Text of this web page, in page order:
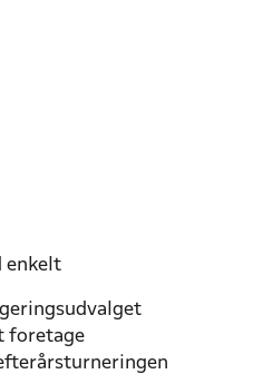
enkelt
foretage